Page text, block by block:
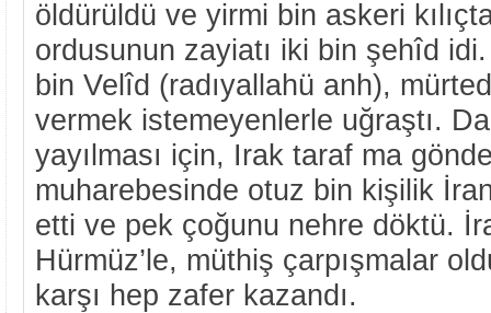
öldürüldü ve yirmi bin askeri
ordusunun zayiatı iki bin şehîd
bin Velîd (radıyallahü anh),
vermek istemeyenlerle uğraştı.
yayılması için, Irak taraf ma
muharebesinde otuz bin kişilik
etti ve pek çoğunu nehre döktü.
Hürmüz’le, müthiş çarpışmalar
karşı hep zafer kazandı.